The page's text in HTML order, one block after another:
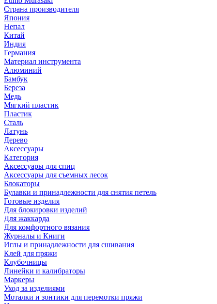
Страна производителя
Япония
Непал
Китай
Индия
Германия
Материал инструмента
Алюминий
Бамбук
Береза
Медь
Мягкий пластик
Пластик
Сталь
Латунь
Дерево
Аксессуары
Категория
Аксессуары для спиц
Аксессуары для съемных лесок
Блокаторы
Булавки и принадлежности для снятия петель
Готовые изделия
Для блокировки изделий
Для жаккарда
Для комфортного вязания
Журналы и Книги
Иглы и принадлежности для сшивания
Клей для пряжи
Клубочницы
Линейки и калибраторы
Маркеры
Уход за изделиями
Моталки и зонтики для перемотки пряжи